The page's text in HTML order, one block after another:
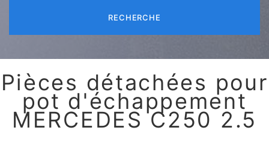
RECHERCHE
Pièces détachées pour
pot d'échappement
MERCEDES C250 2.5